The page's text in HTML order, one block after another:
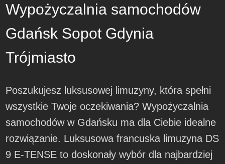
Wypożyczalnia samochodów
Gdańsk Sopot Gdynia
Trójmiasto
Poszukujesz luksusowej limuzyny, która spełni
wszystkie Twoje oczekiwania? Wypożyczalnia
samochodów w Gdańsku ma dla Ciebie idealne
rozwiązanie. Luksusowa francuska limuzyna DS
9 E-TENSE to doskonały wybór dla najbardziej